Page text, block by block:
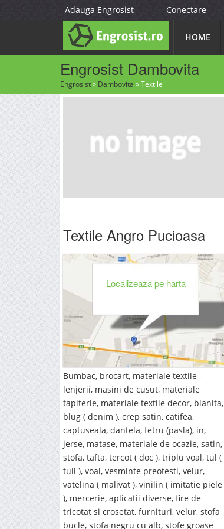
Adauga Engrosist Conectare
HOME
Engrosist Dambovita
Engrosist» Dambovita »Textile
Textile Angro Pucioasa
Localizeaza pe harta
Bumbac, brocart, materiale textile -
lenjerii, masini de cusut, materiale
tapiterie, materiale textile decor, blanita,
blug ( denim ), crep satin, catifea,
captuseala, dantela, fetru (pasla), in,
jerse, matase, materiale de ocazie, satin,
stofa, tafta, tercot ( doc ), triplu voal, tul (
tull ), voal, vesminte preotesti, velur,
vatelina ( malivat ), vinilin ( imitatie piele
), mercerie, aplicatii diverse, fire de
tricotat si crosetat, furnituri, velur, stofa
bucle, stofa negru cu alb, stofe groase